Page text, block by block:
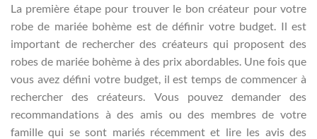
La première étape pour trouver le bon créateur pour votre
robe de mariée bohème est de définir votre budget. Il est
important de rechercher des créateurs qui proposent des
robes de mariée bohème à des prix abordables. Une fois que
vous avez défini votre budget, il est temps de commencer à
rechercher des créateurs. Vous pouvez demander des
recommandations à des amis ou des membres de votre
famille qui se sont mariés récemment et lire les avis des